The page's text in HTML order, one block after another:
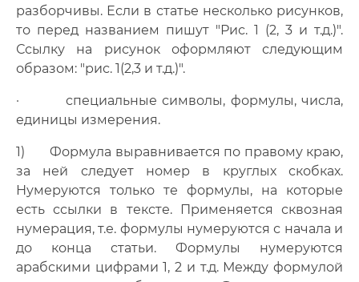
разборчивы. Если в статье несколько рисунков,
то перед названием пишут "Рис. 1 (2, 3 и т.д.)".
Ссылку на рисунок оформляют следующим
образом: "рис. 1(2,3 и т.д.)".
· специальные символы, формулы, числа,
единицы измерения.
1) Формула выравнивается по правому краю,
за ней следует номер в круглых скобках.
Нумеруются только те формулы, на которые
есть ссылки в тексте. Применяется сквозная
нумерация, т.е. формулы нумеруются с начала и
до конца статьи. Формулы нумеруются
арабскими цифрами 1, 2 и т.д. Между формулой